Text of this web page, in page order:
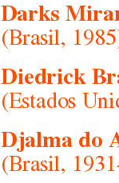
Darks
(Brasil,
Diedrick
(Estados
Djalma do
(Brasil,